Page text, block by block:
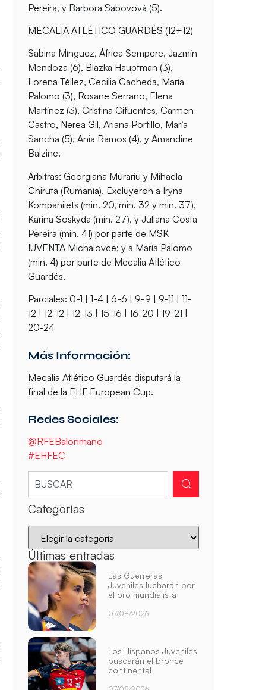
Pereira, y Barbora Sabovová (5).
MECALIA ATLÉTICO GUARDÉS (12+12)
Sabina Mínguez, África Sempere, Jazmín
Mendoza (6), Blazka Hauptman (3),
Lorena Téllez, Cecilia Cacheda, María
Palomo (3), Rosane Serrano, Elena
Martínez (3), Cristina Cifuentes, Carmen
Castro, Nerea Gil, Ariana Portillo, María
Sancha (5), Ania Ramos (4), y Amandine
Balzinc.
Árbitras: Georgiana Murariu y Mihaela
Chiruta (Rumanía). Excluyeron a Iryna
Kompaniiets (min. 20, min. 32 y min. 37),
Karina Soskyda (min. 27), y Juliana Costa
Pereira (min. 41) por parte de MSK
IUVENTA Michalovce; y a María Palomo
(min. 4) por parte de Mecalia Atlético
Guardés.
Parciales: 0-1 | 1-4 | 6-6 | 9-9 | 9-11 | 11-
12 | 12-12 | 12-13 | 15-16 | 16-20 | 19-21 |
20-24
Más Información:
Mecalia Atlético Guardés disputará la
final de la EHF European Cup.
Redes Sociales:
@RFEBalonmano
#EHFEC
Categorías
Últimas entradas
Las Guerreras
Juveniles lucharán por
el oro mundialista
07/08/2026
Los Hispanos Juveniles
buscarán el bronce
continental